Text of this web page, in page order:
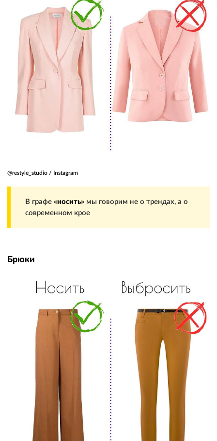
@restyle_studio / Instagram
В графе «носить» мы говорим не о трендах, а о
современном крое
Брюки